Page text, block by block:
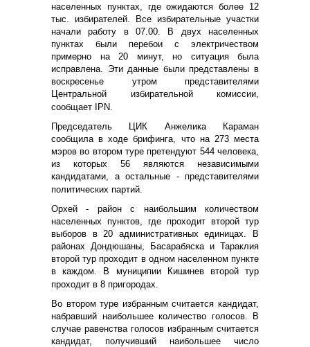
населенных пунктах, где ожидаются более 12
тыс. избирателей. Все избирательные участки
начали работу в 07.00. В двух населенных
пунктах были перебои с электричеством
примерно на 20 минут, но ситуация была
исправлена. Эти данные были представлены в
воскресенье утром представителями
Центральной избирательной комиссии,
сообщает IPN.
Председатель ЦИК Анжелика Караман
сообщила в ходе брифинга, что на 273 места
мэров во втором туре претендуют 544 человека,
из которых 56 являются независимыми
кандидатами, а остальные - представителями
политических партий.
Орхей - район с наибольшим количеством
населенных пунктов, где проходит второй тур
выборов в 20 административных единицах. В
районах Дондюшаны, Басарабяска и Тараклия
второй тур проходит в одном населенном пункте
в каждом. В муниципии Кишинев второй тур
проходит в 8 пригородах.
Во втором туре избранным считается кандидат,
набравший наибольшее количество голосов. В
случае равенства голосов избранным считается
кандидат, получивший наибольшее число